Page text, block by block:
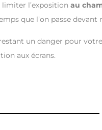
l’exposition au
que l’on passe devant
un danger pour
aux écrans.